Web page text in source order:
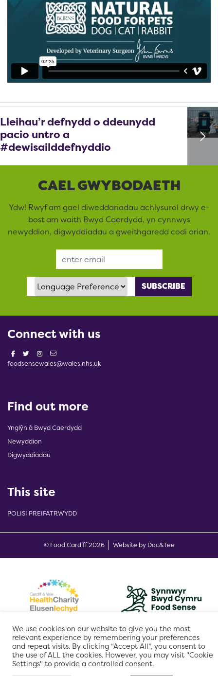
Lleihau’r defnydd o ddeunydd
pacio untro a
#dewisailddefnyddio
CAEL GWYBODAETH
Ydw! Rwyf am gael diweddariadau achlysurol drwy e-
bost am waith Bwyd Caerdydd, yn cynnwys
newyddion, digwyddiadau a gweithgaredd codi arian.
Language Preference
Connect with us
foodsensewales@wales.nhs.uk
Find out more
Ynglŷn â Bwyd Caerdydd
Newyddion
Digwyddiadau
This site
POLISI PREIFATRWYDD
© Food Cardiff 2026 Website by Doc&Tee(opens new
We use cookies on our website to give you the most
relevant experience by remembering your preferences
and repeat visits. By clicking “Accept All”, you consent to
the use of ALL the cookies. However, you may visit "Cookie
Settings" to provide a controlled consent.